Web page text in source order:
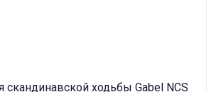
скандинавской ходьбы Gabel NCS